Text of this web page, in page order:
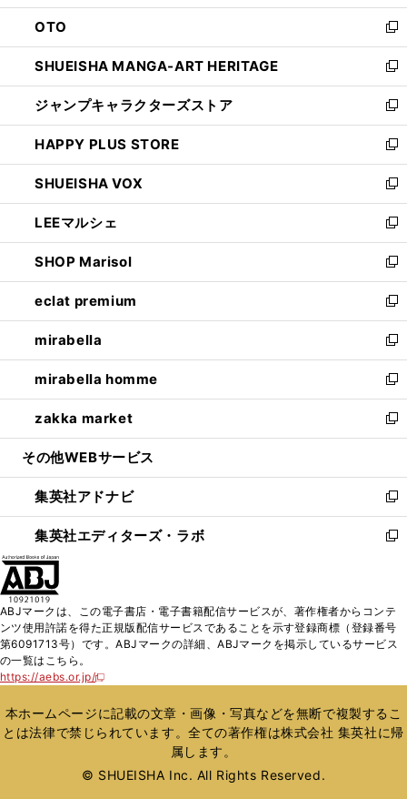
ウ
で
開
く
ン
ド
ウ
で
開
く
OTO
新
し
い
ウ
ィ
ン
ド
ウ
で
開
く
SHUEISHA MANGA-ART HERITAGE
新
し
い
ウ
ィ
ン
ド
ウ
で
開
く
ジャンプキャラクターズストア
新
し
い
ウ
ィ
ン
ド
ウ
で
開
く
HAPPY PLUS STORE
新
し
い
ウ
ィ
ン
ド
ウ
で
開
く
SHUEISHA VOX
新
し
い
ウ
ィ
ン
ド
ウ
で
開
く
LEEマルシェ
新
し
い
ウ
ィ
ン
ド
ウ
で
開
く
SHOP Marisol
新
し
い
ウ
ィ
ン
ド
ウ
で
開
eclat premium
新
し
い
ウ
ィ
ン
ド
ウ
開
く
mirabella
新
し
い
ウ
ィ
ン
ウ
で
開
く
mirabella homme
新
し
い
ウ
ン
ド
ウ
で
zakka market
新
し
ウ
ィ
ン
ド
く
その他WEBサービス
集英社アドナビ
新
し
い
ド
ウ
で
集英社エディターズ・ラボ
新
ィ
ン
ド
開
く
ABJマークは、この電子書店・電子書籍配信サービスが、著作権者からコンテ
ンツ使用許諾を得た正規版配信サービスであることを示す登録商標（登録番号
第6091713号）です。ABJマークの詳細、ABJマークを掲示しているサービス
の一覧はこちら。
https://aebs.or.jp/
新
い
ウ
ィ
ウ
本ホームページに記載の文章・画像・写真などを無断で複製するこ
とは法律で禁じられています。全ての著作権は株式会社 集英社に帰
属します。
© SHUEISHA Inc. All Rights Reserved.